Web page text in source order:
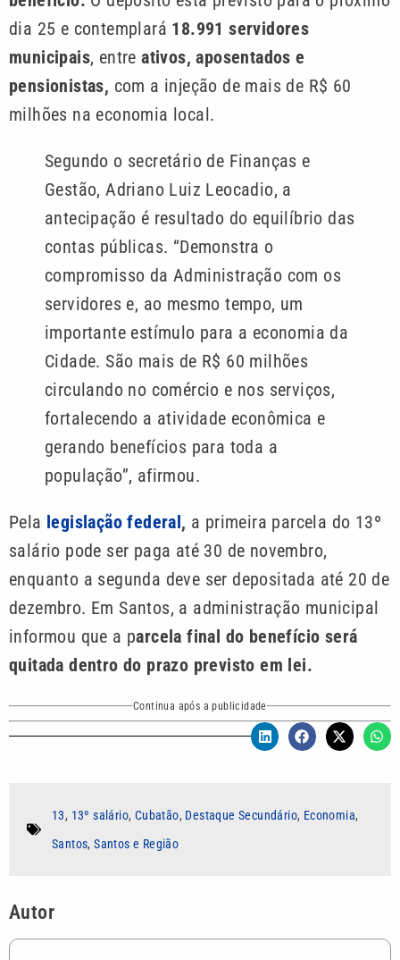
dia 25 e contemplará 18.991 servidores
municipais, entreativos, aposentados e
pensionistas, com a injeção de mais de R$ 60
milhões na economia local.
Segundo o secretário de Finanças e
Gestão, Adriano Luiz Leocadio, a
antecipação é resultado do equilíbrio das
contas públicas. “Demonstra o
compromisso da Administração com os
servidores e, ao mesmo tempo, um
importante estímulo para a economia da
Cidade. São mais de R$ 60 milhões
circulando no comércio e nos serviços,
fortalecendo a atividade econômica e
gerando benefícios para toda a
população”, afirmou.
Pela legislação federal, a primeira parcela do 13º
salário pode ser paga até 30 de novembro,
enquanto a segunda deve ser depositada até 20 de
dezembro. Em Santos, a administração municipal
informou que a parcela final do benefício será
quitada dentro do prazo previsto em lei.
Continua após a publicidade
13, 13º salário, Cubatão, Destaque Secundário, Economia,
Santos,Santos e Região
Autor